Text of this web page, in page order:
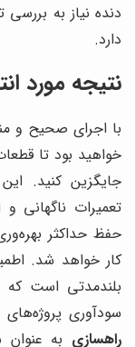
دنده نیاز به
دارد.
نتیجه مورد
با اجرای صحیح و
خواهید بود تا
جایگزین کنید.
تعمیرات ناگهانی
حفظ حداکثر
کار خواهد شد.
بلندمدتی است
سودآوری
راهسازی به